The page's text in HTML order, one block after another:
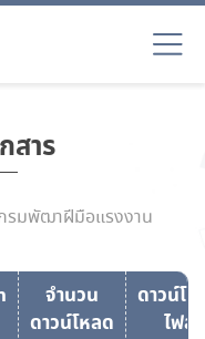
สาร
รมพัฒาฝีมือแรงงาน
จำนวน
ดาวน์โหลด
ดาวน์โ
ไฟล์